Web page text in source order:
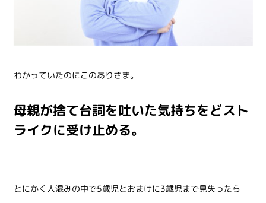
わかっていたのにこのありさま。
母親が捨て台詞を吐いた気持ちをどスト
ライクに受け止める。
とにかく人混みの中で5歳児とおまけに3歳児まで見失ったら